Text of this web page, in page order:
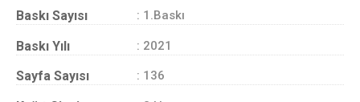
Baskı Sayısı : 1.Baskı
Baskı Yılı : 2021
Sayfa Sayısı : 136